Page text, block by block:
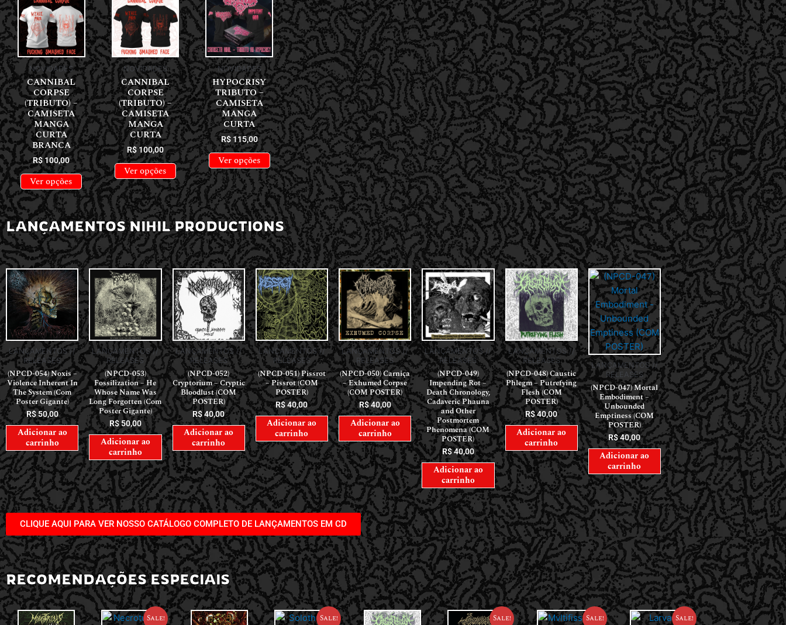
NOVIDADES
CANNIBAL
CORPSE
(TRIBUTO) –
CAMISETA
MANGA
CURTA
BRANCA
R$100,00
Ver opções
NOVIDADES
CANNIBAL
CORPSE
(TRIBUTO) –
CAMISETA
MANGA
CURTA
R$100,00
Ver opções
NOVIDADES
HYPOCRISY
TRIBUTO –
CAMISETA
MANGA
CURTA
R$115,00
Ver opções
LANÇAMENTOS NIHIL PRODUCTIONS
LANÇAMENTOS //
RELEASES
(NPCD-054) Noxis –
Violence Inherent In
The System (Com
Poster Gigante)
R$50,00
Adicionar ao
carrinho
LANÇAMENTOS //
RELEASES
(NPCD-053)
Fossilization – He
Whose Name Was
Long Forgotten (Com
Poster Gigante)
R$50,00
Adicionar ao
carrinho
LANÇAMENTOS //
RELEASES
(NPCD-052)
Cryptorium – Cryptic
Bloodlust (COM
POSTER)
R$40,00
Adicionar ao
carrinho
LANÇAMENTOS //
RELEASES
(NPCD-051) Pissrot
– Pissrot (COM
POSTER)
R$40,00
Adicionar ao
carrinho
LANÇAMENTOS //
RELEASES
(NPCD-050) Carniça
– Exhumed Corpse
(COM POSTER)
R$40,00
Adicionar ao
carrinho
LANÇAMENTOS //
RELEASES
(NPCD-049)
Impending Rot –
Death Chronology,
Cadaveric Phauna
and Other
Postmortem
Phenomena (COM
POSTER)
R$40,00
Adicionar ao
carrinho
LANÇAMENTOS //
RELEASES
(NPCD-048) Caustic
Phlegm – Putrefying
Flesh (COM
POSTER)
R$40,00
Adicionar ao
carrinho
LANÇAMENTOS //
RELEASES
(NPCD-047) Mortal
Embodiment –
Unbounded
Emptiness (COM
POSTER)
R$40,00
Adicionar ao
carrinho
CLIQUE AQUI PARA VER NOSSO CATÁLOGO COMPLETO DE LANÇAMENTOS EM CD
RECOMENDAÇÕES ESPECIAIS
Sale! Sale! Sale! Sale! Sale!